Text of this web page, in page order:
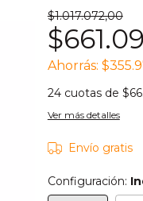
$1.017.072,00
Ahorrás:
24 cuotas de
Ver más detalles
Envío gratis
Configuración: